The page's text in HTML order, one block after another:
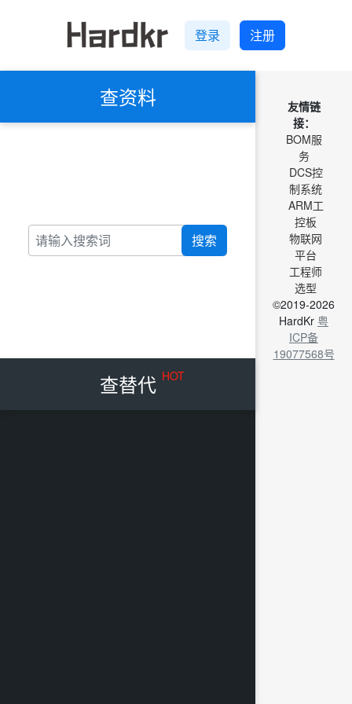
登录 注册
查资料
搜索
查替代 HOT
友情链
接：
BOM服
务
DCS控
制系统
ARM工
控板
物联网
平台
工程师
选型
©2019-2026
HardKr 粤
ICP备
19077568号